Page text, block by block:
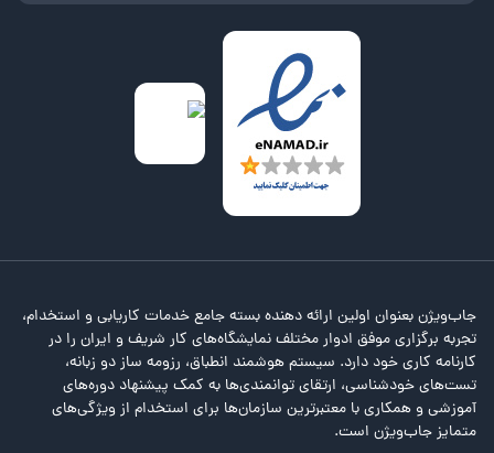
جاب‌ویژن بعنوان اولین ارائه دهنده بسته جامع خدمات کاریابی و استخدام،
تجربه برگزاری موفق ادوار مختلف نمایشگاه‌های کار شریف و ایران را در
کارنامه کاری خود دارد. سیستم هوشمند انطباق، رزومه ساز دو زبانه،
تست‌های خودشناسی، ارتقای توانمندی‌ها به کمک پیشنهاد دوره‌های
آموزشی و همکاری با معتبرترین سازمان‌ها برای استخدام از ویژگی‌های
متمایز جاب‌ویژن است.